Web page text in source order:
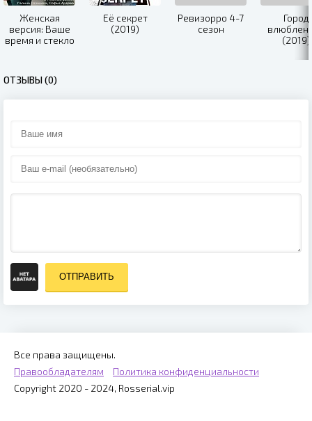
Женская
версия: Ваше
время и стекло
Её секрет
(2019)
Ревизорро 4-7
сезон
Город
(2019)
ОТЗЫВЫ (0)
ОТПРАВИТЬ
Все права защищены.
Правообладателям
Политика конфиденциальности
Copyright 2020 - 2024, Rosserial.vip